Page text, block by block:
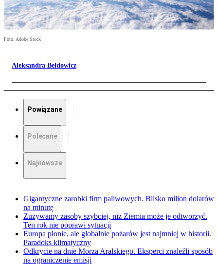
Foto: Adobe Stock
Aleksandra Bełdowicz
Powiązane
Polecane
Najnowsze
Gigantyczne zarobki firm paliwowych. Blisko milion dolarów
na minutę
Zużywamy zasoby szybciej, niż Ziemia może je odtworzyć.
Ten rok nie poprawi sytuacji
Europa płonie, ale globalnie pożarów jest najmniej w historii.
Paradoks klimatyczny
Odkrycie na dnie Morza Aralskiego. Eksperci znaleźli sposób
na ograniczenie emisji